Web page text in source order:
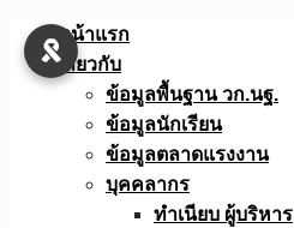
Skip
หน้าแรก
เกี่ยวกับ
ข้อมูลพื้นฐาน วก.นฐ.
ข้อมูลนักเรียน
ข้อมูลตลาดแรงงาน
บุคคลากร
ทำเนียบ ผู้บริหาร